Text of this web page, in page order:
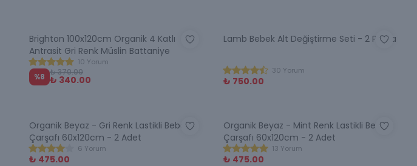
Brighton 100x120cm Organik 4 Katlı
Antrasit Gri Renk Müslin Battaniye
10 Yorum
%8 ₺ 370.00
₺ 340.00
Lamb Bebek Alt Değiştirme Seti - 2 Parça
30 Yorum
₺ 750.00
Organik Beyaz - Gri Renk Lastikli Bebek
Çarşafı 60x120cm - 2 Adet
6 Yorum
₺ 475.00
Organik Beyaz - Mint Renk Lastikli Bebek
Çarşafı 60x120cm - 2 Adet
13 Yorum
₺ 475.00